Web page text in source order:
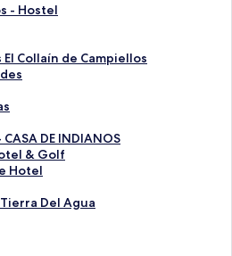
- Hostel
Collaín de Campiellos
CASA DE INDIANOS
& Golf
Hotel
Del Agua